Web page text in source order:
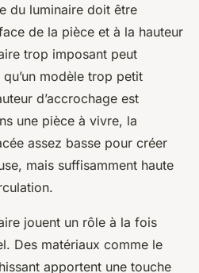
du luminaire doit être
de la pièce et à la hauteur
trop imposant peut
modèle trop petit
d’accrochage est
une pièce à vivre, la
assez basse pour créer
mais suffisamment haute
jouent un rôle à la fois
Des matériaux comme le
apportent une touche